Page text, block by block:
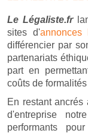
Le Légaliste.fr
sites d'annonces
différencier par
partenariats
part en
coûts de
En restant
d'entreprise
performants